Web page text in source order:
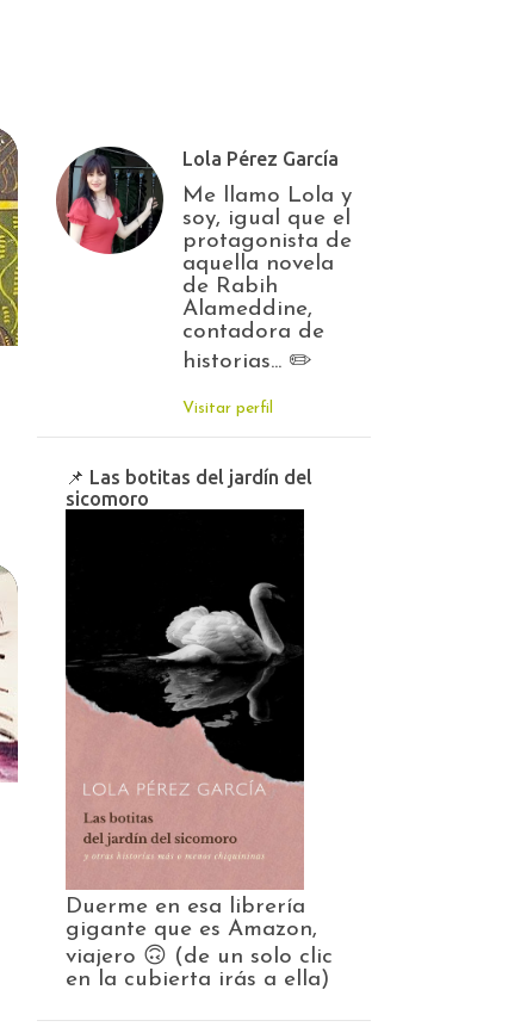
Lola Pérez García
Me llamo Lola y
soy, igual que el
protagonista de
aquella novela
de Rabih
Alameddine,
contadora de
historias... ✏️
Visitar perfil
📌 Las botitas del jardín del
sicomoro
Duerme en esa librería
gigante que es Amazon,
viajero 🙃 (de un solo clic
en la cubierta irás a ella)